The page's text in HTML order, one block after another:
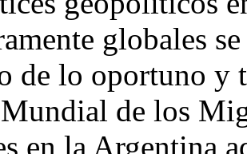
globales
de lo oportuno y
de los
en la Argentina